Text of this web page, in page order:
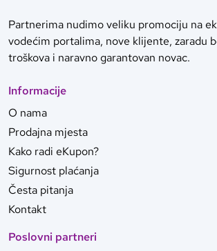
Partnerima nudimo veliku promociju na
vodećim portalima, nove klijente, zaradu
troškova i naravno garantovan novac.
Informacije
O nama
Prodajna mjesta
Kako radi eKupon?
Sigurnost plaćanja
Česta pitanja
Kontakt
Poslovni partneri